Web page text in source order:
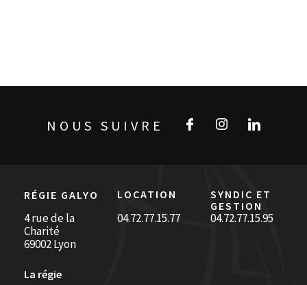
NOUS SUIVRE
RÉGIE GALYO LOCATION
SYNDIC ET
GESTION
4 rue de la
Charité
69002 Lyon
04.72.77.15.77 04.72.77.15.95
La régie